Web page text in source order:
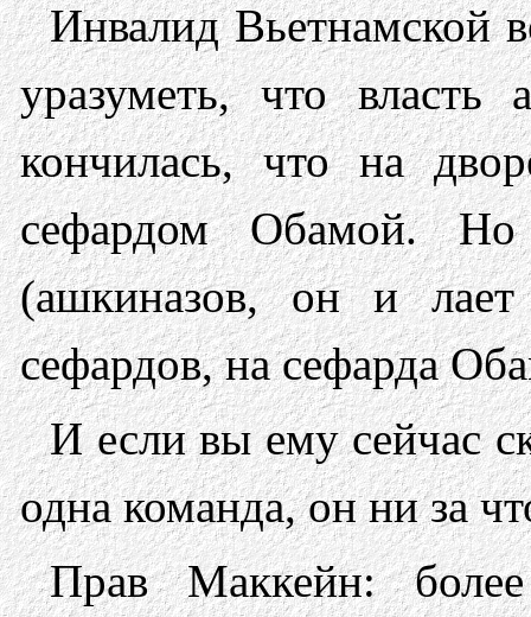
Инвалид Вьетнамской
уразуметь, что
кончилась, что на
сефардом Обамой.
(ашкиназов, он и
сефардов, на сефарда
И если вы ему сейчас
одна команда, он ни за
Прав Маккейн: